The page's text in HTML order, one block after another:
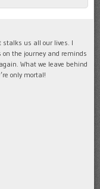
stalks us all our lives. I
the journey and reminds
What we leave behind
only mortal!